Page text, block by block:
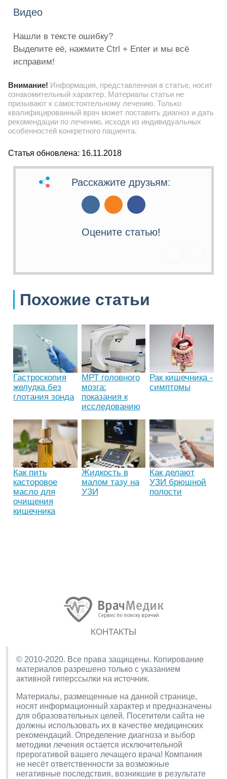
Видео
Нашли в тексте ошибку?
Выделите её, нажмите Ctrl + Enter и мы всё
исправим!
Внимание! Информация, представленная в статье, носит
ознакомительный характер. Материалы статьи не
призывают к самостоятельному лечению. Только
квалифицированный врач может поставить диагноз и дать
рекомендации по лечению, исходя из индивидуальных
особенностей конкретного пациента.
Статья обновлена: 16.11.2018
Расскажите друзьям:
Оцените статью!
Похожие статьи
Гастроскопия
желудка без
глотания зонда
МРТ головного
мозга:
показания к
исследованию
Рак кишечника -
симптомы
Как пить
касторовое
масло для
очищения
кишечника
Жидкость в
малом тазу на
УЗИ
Как делают
УЗИ брюшной
полости
КОНТАКТЫ
© 2010-2020. Все права защищены. Копирование
материалов разрешено только с указанием
активной гиперссылки на источник.
Материалы, размещенные на данной странице,
носят информационный характер и предназначены
для образовательных целей. Посетители сайта не
должны использовать их в качестве медицинских
рекомендаций. Определение диагноза и выбор
методики лечения остается исключительной
прерогативой вашего лечащего врача! Компания
не несёт ответственности за возможные
негативные последствия, возникшие в результате